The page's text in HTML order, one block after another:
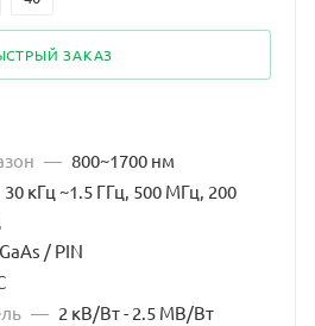
ЗАКАЗ
— 800~1700 нм
30 кГц ~1.5 ГГц, 500 МГц, 200
/ PIN
— 2 кВ/Вт - 2.5 МВ/Вт